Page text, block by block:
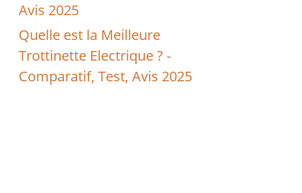
Avis 2025
Quelle est la Meilleure
Trottinette Electrique ? -
Comparatif, Test, Avis 2025